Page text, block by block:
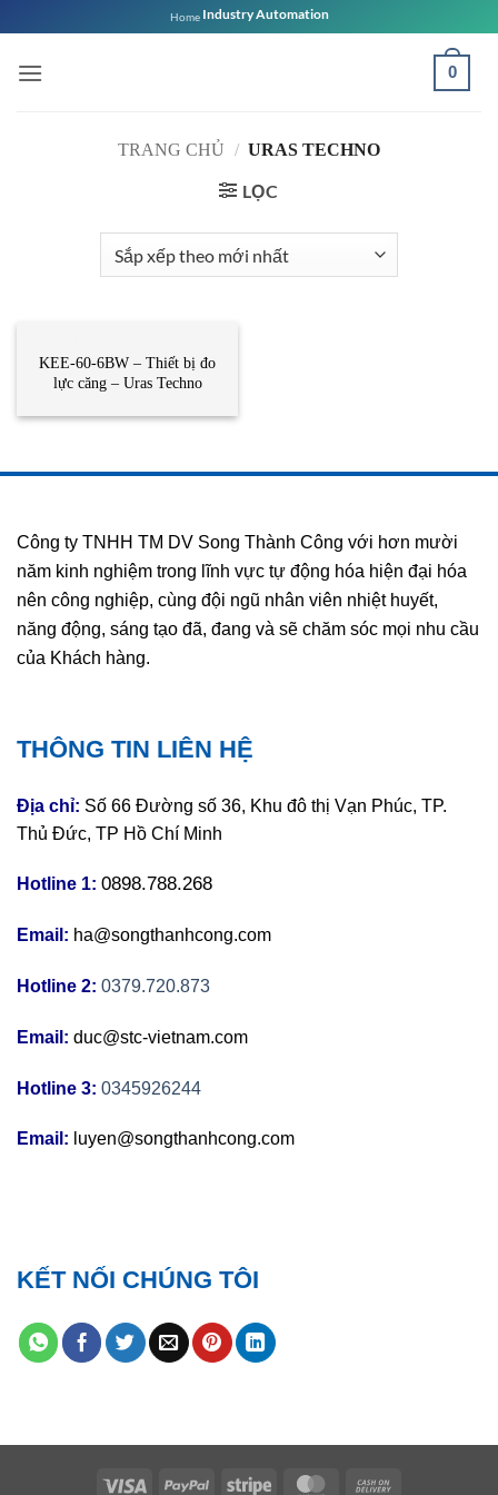
qua
nội
Home Industry Automation
0
TRANG CHỦ / URAS TECHNO
LỌC
KEE-60-6BW – Thiết bị đo
lực căng – Uras Techno
Công ty TNHH TM DV Song Thành Công với hơn mười
năm kinh nghiệm trong lĩnh vực tự động hóa hiện đại hóa
nên công nghiệp, cùng đội ngũ nhân viên nhiệt huyết,
năng động, sáng tạo đã, đang và sẽ chăm sóc mọi nhu cầu
của Khách hàng.
THÔNG TIN LIÊN HỆ
Địa chỉ: Số 66 Đường số 36, Khu đô thị Vạn Phúc, TP.
Thủ Đức, TP Hồ Chí Minh
Hotline 1: 0898.788.268
Email: ha@songthanhcong.com
Hotline 2: 0379.720.873
Email: duc@stc-vietnam.com
Hotline 3: 0345926244
Email: luyen@songthanhcong.com
KẾT NỐI CHÚNG TÔI
Visa PayPal Stripe MasterCard